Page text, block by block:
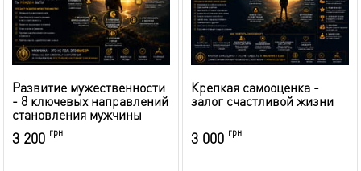
Развитие мужественности
- 8 ключевых направлений
становления мужчины
3 200 грн
Крепкая самооценка -
залог счастливой жизни
3 000 грн